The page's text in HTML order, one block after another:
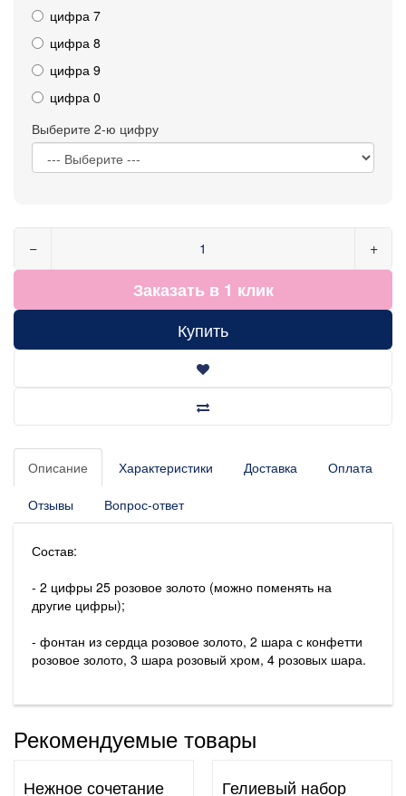
цифра 7
цифра 8
цифра 9
цифра 0
Выберите 2-ю цифру
− +
Заказать в 1 клик
Купить
Описание Характеристики Доставка Оплата
Отзывы Вопрос-ответ
Состав:
- 2 цифры 25 розовое золото (можно поменять на
другие цифры);
- фонтан из сердца розовое золото, 2 шара с конфетти
розовое золото, 3 шара розовый хром, 4 розовых шара.
Рекомендуемые товары
Нежное сочетание Гелиевый набор